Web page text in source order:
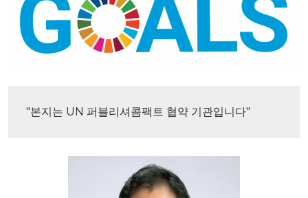
"본지는 UN 퍼블리셔콤팩트 협약 기관입니다"